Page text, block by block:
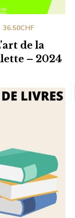
de la
– 2024
36.50CHF